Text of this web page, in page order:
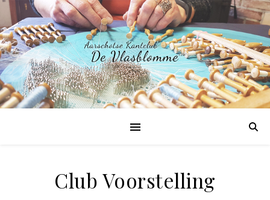
Club Voorstelling